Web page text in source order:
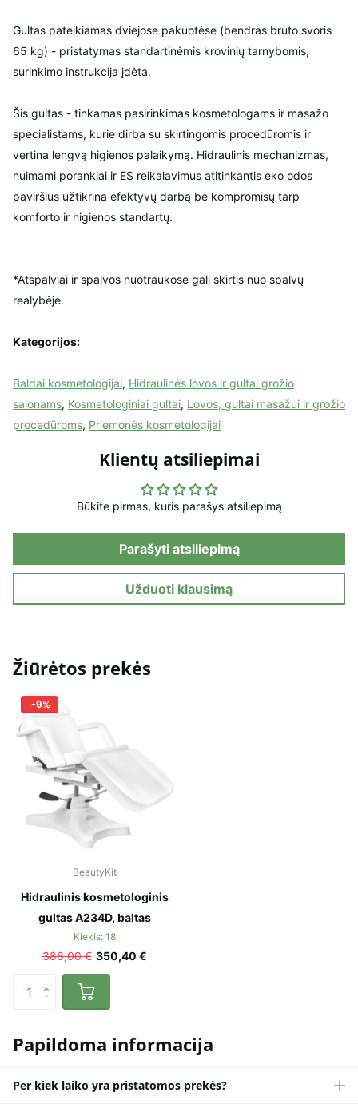
Gultas pateikiamas dviejose pakuotėse (bendras bruto svoris
65 kg) - pristatymas standartinėmis krovinių tarnybomis,
surinkimo instrukcija įdėta.
Šis gultas - tinkamas pasirinkimas kosmetologams ir masažo
specialistams, kurie dirba su skirtingomis procedūromis ir
vertina lengvą higienos palaikymą. Hidraulinis mechanizmas,
nuimami porankiai ir ES reikalavimus atitinkantis eko odos
paviršius užtikrina efektyvų darbą be kompromisų tarp
komforto ir higienos standartų.
*Atspalviai ir spalvos nuotraukose gali skirtis nuo spalvų
realybėje.
Kategorijos:
Baldai kosmetologijai, Hidraulinės lovos ir gultai grožio
salonams, Kosmetologiniai gultai, Lovos, gultai masažui ir grožio
procedūroms, Priemonės kosmetologijai
Klientų atsiliepimai
Būkite pirmas, kuris parašys atsiliepimą
Parašyti atsiliepimą
Užduoti klausimą
Žiūrėtos prekės
-9%
BeautyKit
Hidraulinis kosmetologinis
gultas A234D, baltas
Kiekis: 18
386,00 € 350,40 €
Papildoma informacija
Per kiek laiko yra pristatomos prekės?